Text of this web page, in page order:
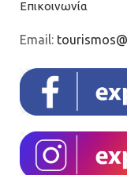
Επικοινωνία
Email: